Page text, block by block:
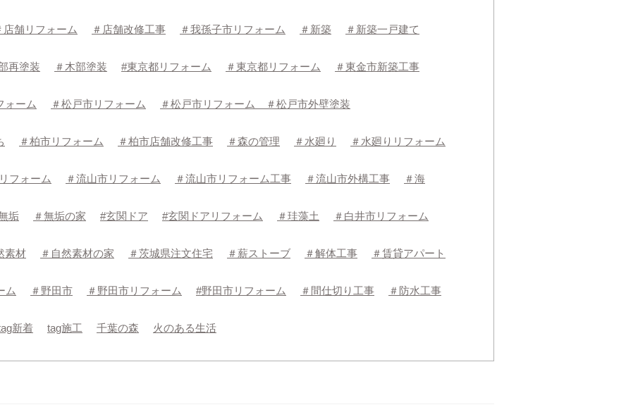
店舗リフォーム ＃店舗改修工事 ＃我孫子市リフォーム ＃新築 ＃新築一戸建て
再塗装 ＃木部塗装 #東京都リフォーム ＃東京都リフォーム ＃東金市新築工事
ォーム ＃松戸市リフォーム ＃松戸市リフォーム ＃松戸市外壁塗装
＃柏市リフォーム ＃柏市店舗改修工事 ＃森の管理 ＃水廻り ＃水廻りリフォーム
フォーム ＃流山市リフォーム ＃流山市リフォーム工事 ＃流山市外構工事 ＃海
垢 ＃無垢の家 #玄関ドア #玄関ドアリフォーム ＃珪藻土 ＃白井市リフォーム
素材 ＃自然素材の家 ＃茨城県注文住宅 ＃薪ストーブ ＃解体工事 ＃賃貸アパート
ム ＃野田市 ＃野田市リフォーム #野田市リフォーム ＃間仕切り工事 ＃防水工事
新着 tag施工 千葉の森 火のある生活